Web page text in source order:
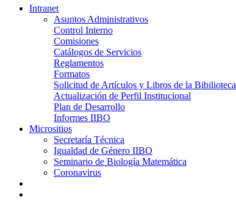
Intranet
Asuntos Administrativos
Control Interno
Comisiones
Catálogos de Servicios
Reglamentos
Formatos
Solicitud de Artículos y Libros de la Bibilioteca
Actualización de Perfil Institucional
Plan de Desarrollo
Informes IIBO
Micrositios
Secretaría Técnica
Igualdad de Género IIBO
Seminario de Biología Matemática
Coronavirus